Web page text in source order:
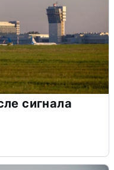
сигнала